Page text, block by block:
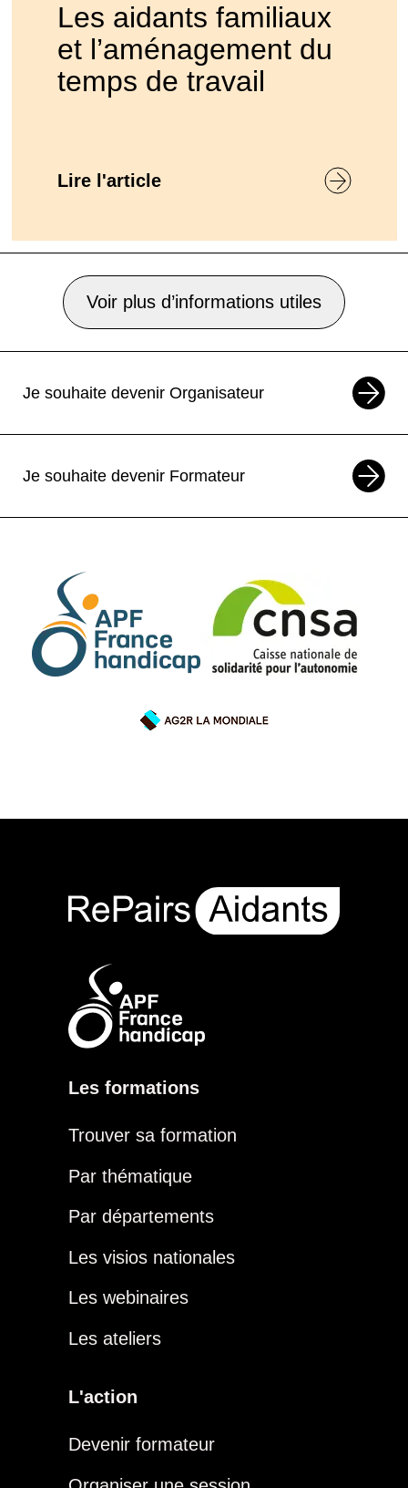
Les aidants familiaux
et l’aménagement du
temps de travail
Lire l'article
Voir plus d’informations utiles
Je souhaite devenir Organisateur
Je souhaite devenir Formateur
Les formations
Trouver sa formation
Par thématique
Par départements
Les visios nationales
Les webinaires
Les ateliers
L'action
Devenir formateur